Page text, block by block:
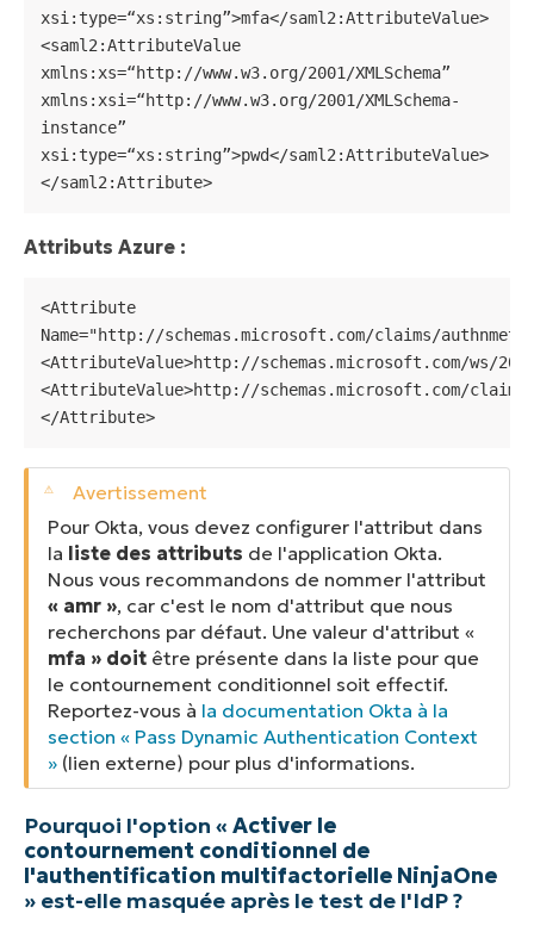
xsi:type=“xs:string”>mfa</saml2:AttributeValue>
<saml2:AttributeValue
xmlns:xs=“http://www.w3.org/2001/XMLSchema”
xmlns:xsi=“http://www.w3.org/2001/XMLSchema-
instance”
xsi:type=“xs:string”>pwd</saml2:AttributeValue>
</saml2:Attribute>
Attributs Azure :
<Attribute
Name="http://schemas.microsoft.com/claims/
<AttributeValue>http://schemas.microsoft.com/ws/
<AttributeValue>http://schemas.microsoft.com/
</Attribute>
Pour Okta, vous devez configurer l'attribut dans
la liste des attributs de l'application Okta.
Nous vous recommandons de nommer l'attribut
« amr », car c'est le nom d'attribut que nous
recherchons par défaut. Une valeur d'attribut «
mfa » doit être présente dans la liste pour que
le contournement conditionnel soit effectif.
Reportez-vous à la documentation Okta à la
section « Pass Dynamic Authentication Context
» (lien externe) pour plus d'informations.
Pourquoi l'option « Activer le
contournement conditionnel de
l'authentification multifactorielle NinjaOne
» est-elle masquée après le test de l'IdP ?